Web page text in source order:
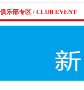
俱乐部专区 / CLUB EVENT